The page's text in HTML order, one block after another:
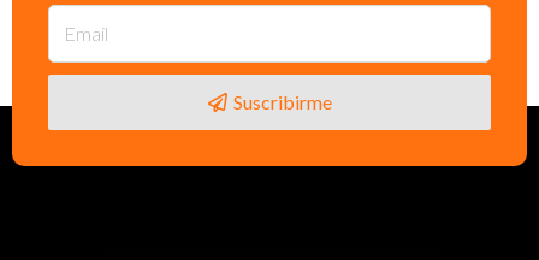
Suscribirme